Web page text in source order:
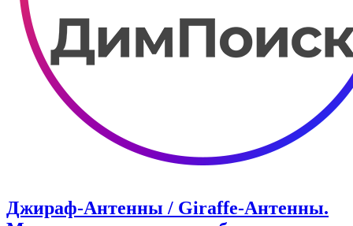
Джираф-Антенны / Giraffe-Антенны.